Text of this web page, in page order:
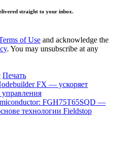
straight to your inbox.
of Use and acknowledge the
. You may unsubscribe at any
Печать
FX — ускоряет
управления
FGH75T65SQD —
технологии Fieldstop